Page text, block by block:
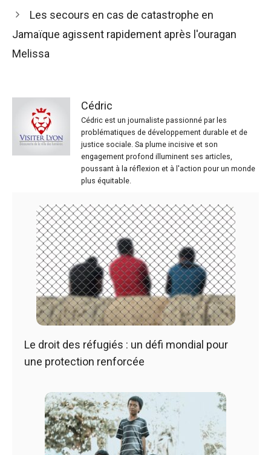
Les secours en cas de catastrophe en
Jamaïque agissent rapidement après l'ouragan
Melissa
Cédric
Cédric est un journaliste passionné par les
problématiques de développement durable et de
justice sociale. Sa plume incisive et son
engagement profond illuminent ses articles,
poussant à la réflexion et à l'action pour un monde
plus équitable.
Le droit des réfugiés : un défi mondial pour
une protection renforcée